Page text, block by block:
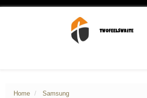
Home Samsung